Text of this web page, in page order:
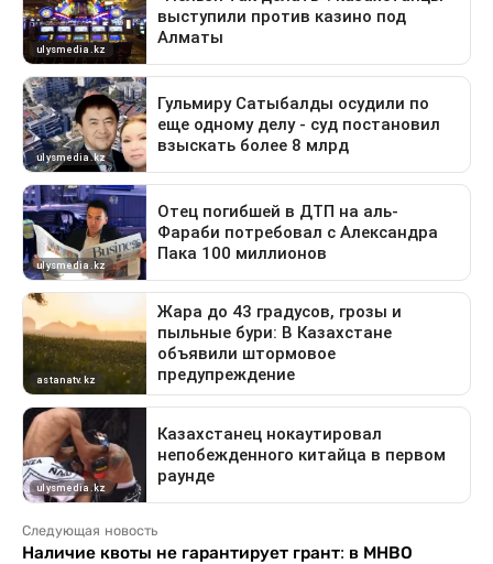
Следующая новость
Наличие квоты не гарантирует грант: в МНВО